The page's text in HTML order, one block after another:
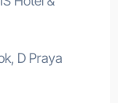
D Praya